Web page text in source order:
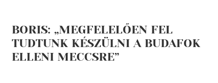
BORIS: „MEGFELELŐEN FEL
TUDTUNK KÉSZÜLNI A BUDAFOK
ELLENI MECCSRE”